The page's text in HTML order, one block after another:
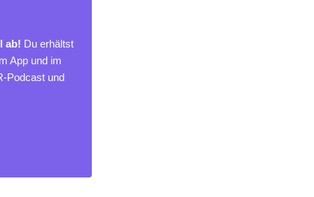
ab! Du erhältst
App und im
Podcast und